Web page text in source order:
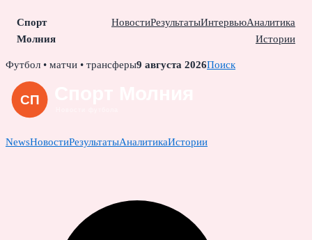
Спорт
Молния
НовостиРезультатыИнтервьюАналитика
Истории
Skip
content
Футбол • матчи • трансферы9 августа 2026Поиск
NewsНовостиРезультатыАналитикаИстории